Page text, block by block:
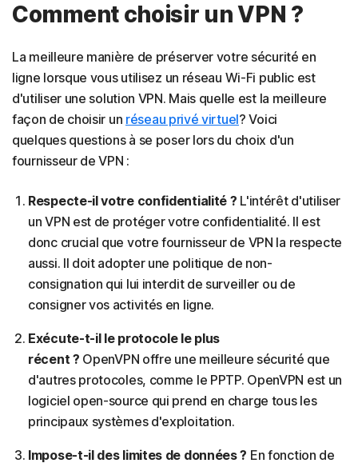
Comment choisir un VPN ?
La meilleure manière de préserver votre sécurité en
ligne lorsque vous utilisez un réseau Wi-Fi public est
d'utiliser une solution VPN. Mais quelle est la meilleure
façon de choisir un réseau privé virtuel? Voici
quelques questions à se poser lors du choix d'un
fournisseur de VPN :
Respecte-il votre confidentialité ? L'intérêt d'utiliser
un VPN est de protéger votre confidentialité. Il est
donc crucial que votre fournisseur de VPN la respecte
aussi. Il doit adopter une politique de non-
consignation qui lui interdit de surveiller ou de
consigner vos activités en ligne.
Exécute-t-il le protocole le plus
récent ? OpenVPN offre une meilleure sécurité que
d'autres protocoles, comme le PPTP. OpenVPN est un
logiciel open-source qui prend en charge tous les
principaux systèmes d'exploitation.
Impose-t-il des limites de données ? En fonction de